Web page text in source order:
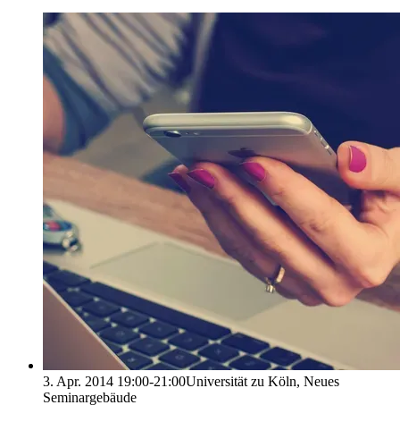
3. Apr. 2014 19:00-21:00Universität zu Köln, Neues
Seminargebäude